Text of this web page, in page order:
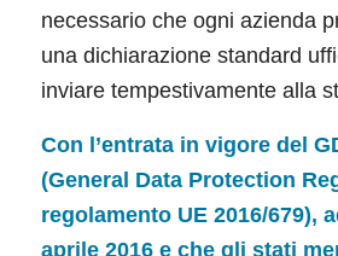
necessario che ogni azienda
una dichiarazione standard
inviare tempestivamente alla
Con l’entrata in vigore del
(General Data Protection
regolamento UE 2016/679),
aprile 2016 e che gli stati